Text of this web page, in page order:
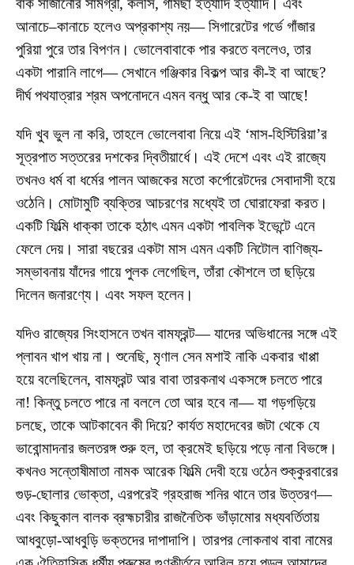
বাঁক সাজানোর সামগ্রী, কলসি, গামছা ইত্যাদি ইত্যাদি। এবং
আনাচে–কানাচে হলেও অপ্রকাশ্য নয়— সিগারেটের গর্ভে গাঁজার
পুরিয়া পুরে তার বিপণন। ভোলেবাবাকে পার করতে বললেও, তার
একটা পারানি লাগে— সেখানে গঞ্জিকার বিকল্প আর কী-ই বা আছে?
দীর্ঘ পথযাত্রার শ্রম অপনোদনে এমন বন্ধু আর কে-ই বা আছে!
যদি খুব ভুল না করি, তাহলে ভোলেবাবা নিয়ে এই ‘মাস-হিস্টিরিয়া’র
সূত্রপাত সত্তরের দশকের দ্বিতীয়ার্ধে। এই দেশে এবং এই রাজ্যে
তখনও ধর্ম বা ধর্মের পালন আজকের মতো কর্পোরেটদের সেবাদাসী হয়ে
ওঠেনি। মোটামুটি ব্যক্তির আচরণের মধ্যেই তা ঘোরাফেরা করত।
একটি ফিল্মি ধাক্কা তাকে হঠাৎ এমন একটা পাবলিক ইভেন্টে এনে
ফেলে দেয়। সারা বছরের একটা মাস এমন একটি নিটোল বাণিজ্য-
সম্ভাবনায় যাঁদের গায়ে পুলক লেগেছিল, তাঁরা কৌশলে তা ছড়িয়ে
দিলেন জনারণ্যে। এবং সফল হলেন।
যদিও রাজ্যের সিংহাসনে তখন বামফ্রন্ট— যাদের অভিধানের সঙ্গে এই
প্লাবন খাপ খায় না। শুনেছি, মৃণাল সেন মশাই নাকি একবার খাপ্পা
হয়ে বলেছিলেন, বামফ্রন্ট আর বাবা তারকনাথ একসঙ্গে চলতে পারে
না! কিন্তু চলতে পারে না বললে তো আর হবে না— যা গড়গড়িয়ে
চলছে, তাকে আটকাবেন কী দিয়ে? কার্যত মহাদেবের জটা থেকে যে
ভাবোন্মাদনার জলতরঙ্গ শুরু হল, তা ক্রমেই ছড়িয়ে পড়ে নানা বিভঙ্গে।
কখনও সন্তোষীমাতা নামক আরেক ফিল্মি দেবী হয়ে ওঠেন শুক্কুরবারের
গুড়-ছোলার ভোক্তা, এরপরেই গ্রহরাজ শনির থানে তার উত্তরণ—
এবং কিছুকাল বালক ব্রহ্মচারীর রাজনৈতিক ভাঁড়ামোর মধ্যবর্তিতায়
আধবুড়ো-আধবুড়ি ভক্তদের দাপাদাপি। তারপর লোকনাথ বাবা নামের